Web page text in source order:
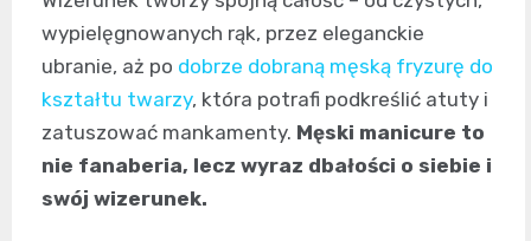
wypielęgnowanych rąk, przez eleganckie
ubranie, aż po dobrze dobraną męską fryzurę do
kształtu twarzy, która potrafi podkreślić atuty i
zatuszować mankamenty. Męski manicure to
nie fanaberia, lecz wyraz dbałości o siebie i
swój wizerunek.